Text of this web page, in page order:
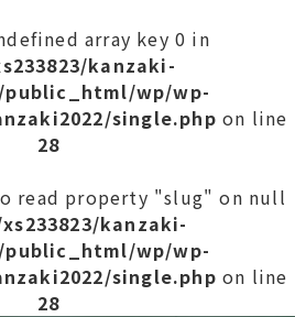
array key 0 in
kanzaki-
wp/wp-
single.php on line
28
read property "slug" on null
kanzaki-
wp/wp-
single.php on line
28